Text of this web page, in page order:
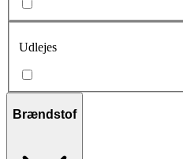
Udlejes
Brændstof